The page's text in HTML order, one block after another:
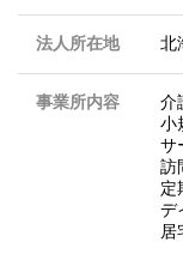
法人所在地 北
事業所内容
介
小
サ
訪
定
デ
居